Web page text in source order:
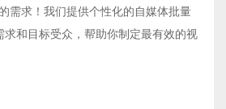
需求！我们提供个性化的自媒体批量
求和目标受众，帮助你制定最有效的视